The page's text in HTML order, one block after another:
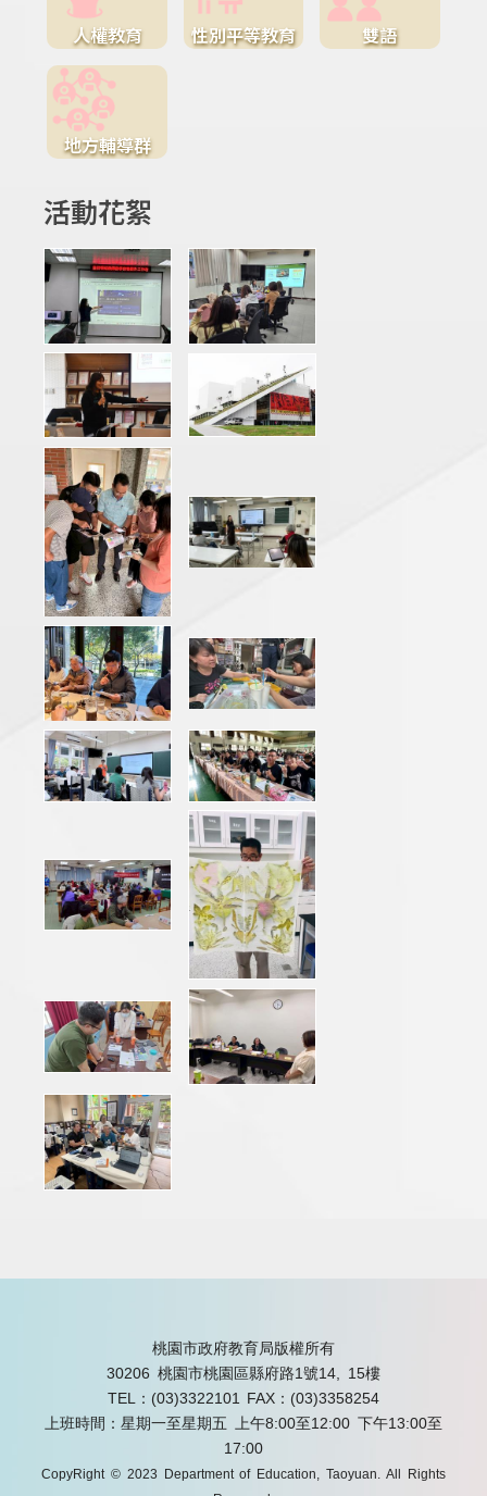
人權教育 性別平等教育 雙語
地方輔導群
活動花絮
桃園市政府教育局版權所有
30206 桃園市桃園區縣府路1號14, 15樓
TEL：(03)3322101 FAX：(03)3358254
上班時間：星期一至星期五 上午8:00至12:00 下午13:00至
17:00
CopyRight © 2023 Department of Education, Taoyuan. All Rights